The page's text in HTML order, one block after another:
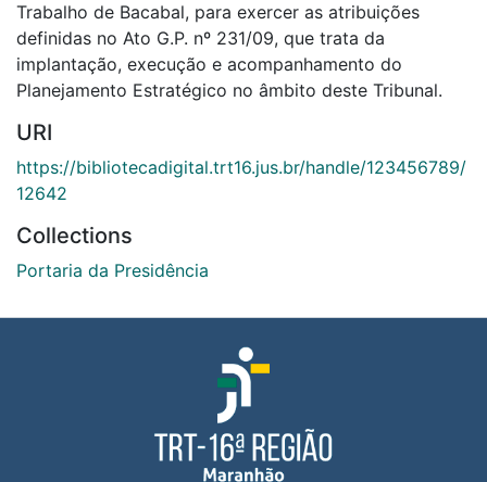
Trabalho de Bacabal, para exercer as atribuições
definidas no Ato G.P. nº 231/09, que trata da
implantação, execução e acompanhamento do
Planejamento Estratégico no âmbito deste Tribunal.
URI
https://bibliotecadigital.trt16.jus.br/handle/123456789/
12642
Collections
Portaria da Presidência